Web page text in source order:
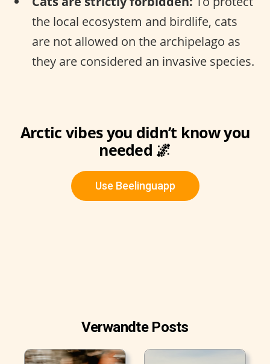
the local ecosystem and birdlife, cats
are not allowed on the archipelago as
they are considered an invasive species.
Arctic vibes you didn’t know you
needed 🌌
Use Beelinguapp
Verwandte Posts